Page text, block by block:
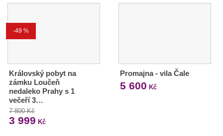
-49 %
Královský pobyt na
zámku Loučeň
nedaleko Prahy s 1
večeří 3…
7 800 Kč
3 999 Kč
Promajna - vila Čale
5 600 Kč